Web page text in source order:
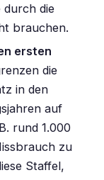
durch die
brauchen.
ersten
die
in den
auf
rund 1.000
zu
Staffel,